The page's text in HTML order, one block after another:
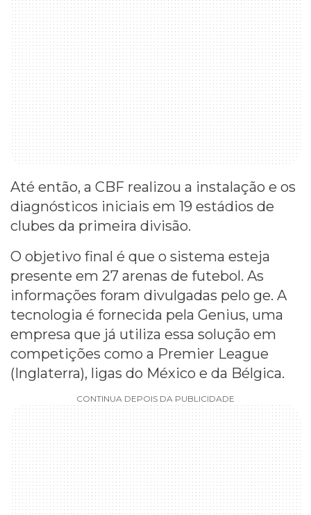
Até então, a CBF realizou a instalação e os
diagnósticos iniciais em 19 estádios de
clubes da primeira divisão.
O objetivo final é que o sistema esteja
presente em 27 arenas de futebol. As
informações foram divulgadas pelo ge. A
tecnologia é fornecida pela Genius, uma
empresa que já utiliza essa solução em
competições como a Premier League
(Inglaterra), ligas do México e da Bélgica.
CONTINUA DEPOIS DA PUBLICIDADE